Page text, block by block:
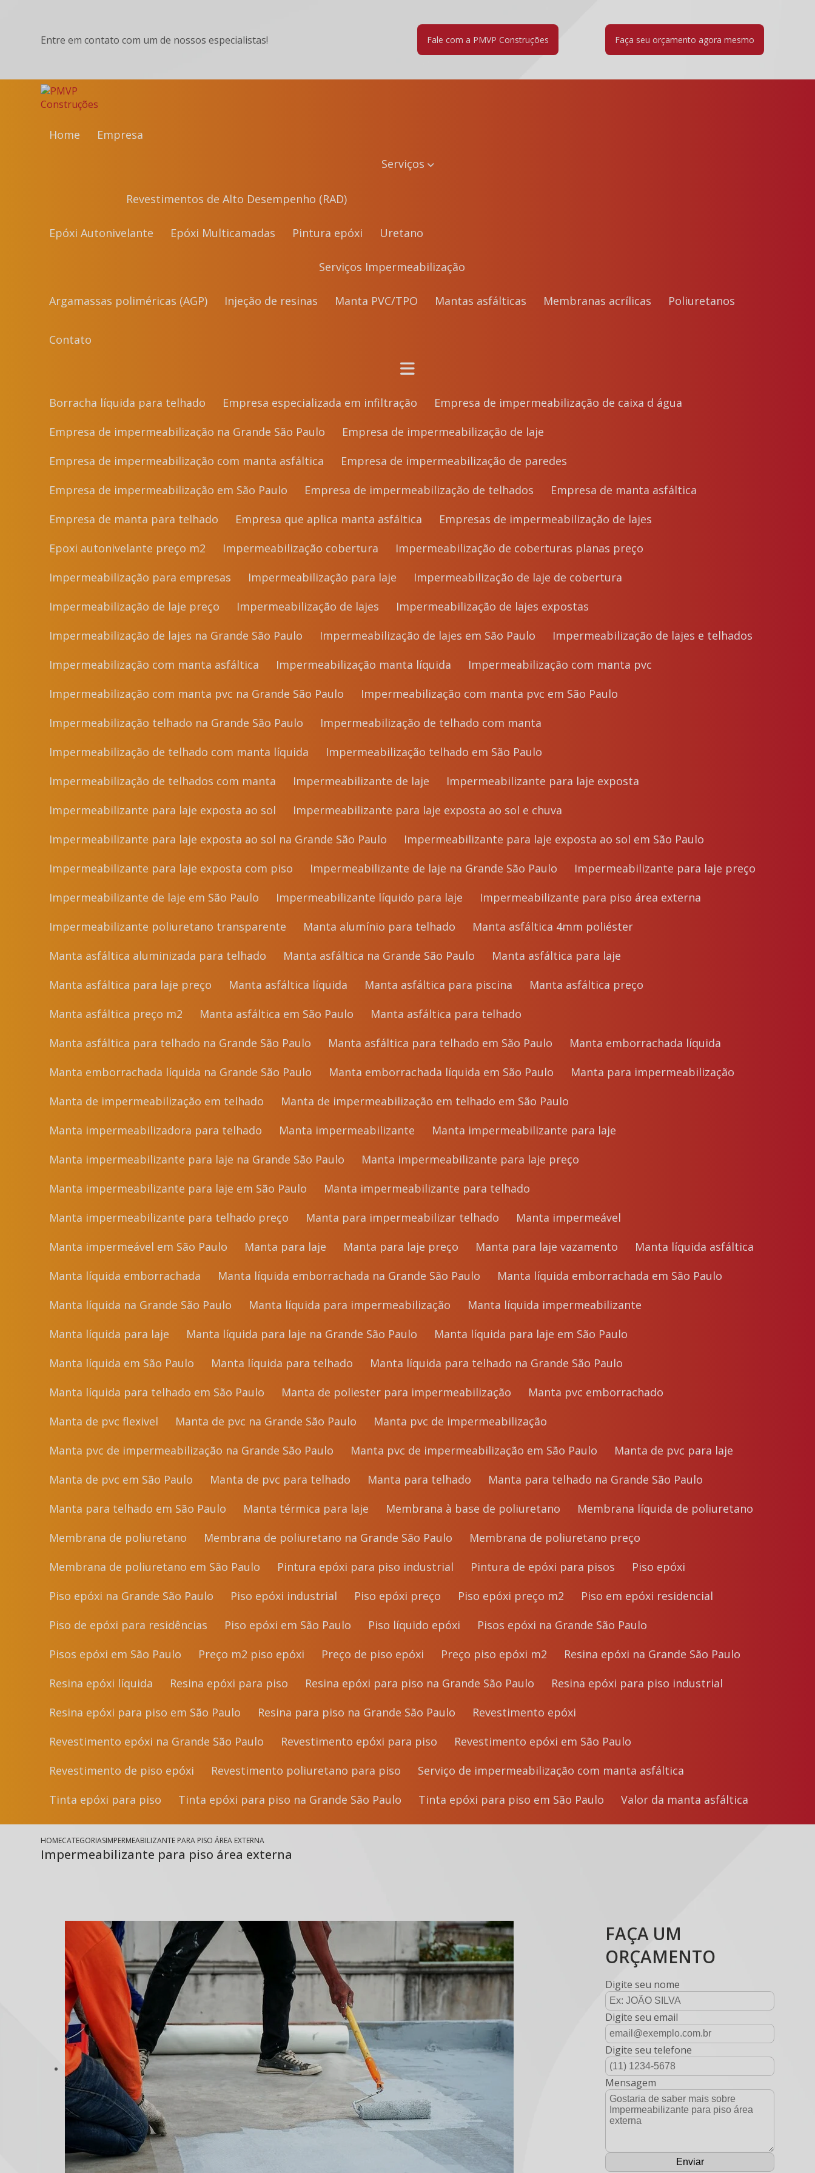
Entre em contato com um de nossos especialistas! Fale com a PMVP Construções Faça seu orçamento agora mesmo
Home
Empresa
Serviços
Revestimentos de Alto Desempenho (RAD)
Epóxi Autonivelante Epóxi Multicamadas Pintura epóxi Uretano
Serviços Impermeabilização
Argamassas poliméricas (AGP) Injeção de resinas Manta PVC/TPO Mantas asfálticas Membranas acrílicas Poliuretanos
Contato
Borracha líquida para telhado Empresa especializada em infiltração
Empresa de impermeabilização de caixa d água
Empresa de impermeabilização na Grande São Paulo
Empresa de impermeabilização de laje
Empresa de impermeabilização com manta asfáltica
Empresa de impermeabilização de paredes
Empresa de impermeabilização em São Paulo
Empresa de impermeabilização de telhados
Empresa de manta asfáltica
Empresa de manta para telhado
Empresa que aplica manta asfáltica
Empresas de impermeabilização de lajes
Epoxi autonivelante preço m2
Impermeabilização cobertura
Impermeabilização de coberturas planas preço
Impermeabilização para empresas
Impermeabilização para laje
Impermeabilização de laje de cobertura
Impermeabilização de laje preço
Impermeabilização de lajes
Impermeabilização de lajes expostas
Impermeabilização de lajes na Grande São Paulo
Impermeabilização de lajes em São Paulo
Impermeabilização de lajes e telhados
Impermeabilização com manta asfáltica
Impermeabilização manta líquida
Impermeabilização com manta pvc
Impermeabilização com manta pvc na Grande São Paulo
Impermeabilização com manta pvc em São Paulo
Impermeabilização telhado na Grande São Paulo
Impermeabilização de telhado com manta
Impermeabilização de telhado com manta líquida
Impermeabilização telhado em São Paulo
Impermeabilização de telhados com manta
Impermeabilizante de laje
Impermeabilizante para laje exposta
Impermeabilizante para laje exposta ao sol
Impermeabilizante para laje exposta ao sol e chuva
Impermeabilizante para laje exposta ao sol na Grande São Paulo
Impermeabilizante para laje exposta ao sol em São Paulo
Impermeabilizante para laje exposta com piso
Impermeabilizante de laje na Grande São Paulo
Impermeabilizante para laje preço
Impermeabilizante de laje em São Paulo
Impermeabilizante líquido para laje
Impermeabilizante para piso área externa
Impermeabilizante poliuretano transparente
Manta alumínio para telhado
Manta asfáltica 4mm poliéster
Manta asfáltica aluminizada para telhado
Manta asfáltica na Grande São Paulo
Manta asfáltica para laje
Manta asfáltica para laje preço
Manta asfáltica líquida Manta asfáltica para piscina
Manta asfáltica preço
Manta asfáltica preço m2
Manta asfáltica em São Paulo
Manta asfáltica para telhado
Manta asfáltica para telhado na Grande São Paulo
Manta asfáltica para telhado em São Paulo
Manta emborrachada líquida
Manta emborrachada líquida na Grande São Paulo
Manta emborrachada líquida em São Paulo
Manta para impermeabilização
Manta de impermeabilização em telhado
Manta de impermeabilização em telhado em São Paulo
Manta impermeabilizadora para telhado
Manta impermeabilizante
Manta impermeabilizante para laje
Manta impermeabilizante para laje na Grande São Paulo
Manta impermeabilizante para laje preço
Manta impermeabilizante para laje em São Paulo
Manta impermeabilizante para telhado
Manta impermeabilizante para telhado preço
Manta para impermeabilizar telhado
Manta impermeável
Manta impermeável em São Paulo
Manta para laje Manta para laje preço Manta para laje vazamento
Manta líquida asfáltica
Manta líquida emborrachada
Manta líquida emborrachada na Grande São Paulo
Manta líquida emborrachada em São Paulo
Manta líquida na Grande São Paulo
Manta líquida para impermeabilização
Manta líquida impermeabilizante
Manta líquida para laje
Manta líquida para laje na Grande São Paulo
Manta líquida para laje em São Paulo
Manta líquida em São Paulo
Manta líquida para telhado
Manta líquida para telhado na Grande São Paulo
Manta líquida para telhado em São Paulo
Manta de poliester para impermeabilização
Manta pvc emborrachado
Manta de pvc flexivel
Manta de pvc na Grande São Paulo
Manta pvc de impermeabilização
Manta pvc de impermeabilização na Grande São Paulo
Manta pvc de impermeabilização em São Paulo
Manta de pvc para laje
Manta de pvc em São Paulo
Manta de pvc para telhado Manta para telhado
Manta para telhado na Grande São Paulo
Manta para telhado em São Paulo
Manta térmica para laje Membrana à base de poliuretano
Membrana líquida de poliuretano
Membrana de poliuretano
Membrana de poliuretano na Grande São Paulo
Membrana de poliuretano preço
Membrana de poliuretano em São Paulo
Pintura epóxi para piso industrial Pintura de epóxi para pisos
Piso epóxi
Piso epóxi na Grande São Paulo
Piso epóxi industrial Piso epóxi preço Piso epóxi preço m2
Piso em epóxi residencial
Piso de epóxi para residências
Piso epóxi em São Paulo Piso líquido epóxi
Pisos epóxi na Grande São Paulo
Pisos epóxi em São Paulo
Preço m2 piso epóxi Preço de piso epóxi Preço piso epóxi m2
Resina epóxi na Grande São Paulo
Resina epóxi líquida
Resina epóxi para piso Resina epóxi para piso na Grande São Paulo
Resina epóxi para piso industrial
Resina epóxi para piso em São Paulo
Resina para piso na Grande São Paulo
Revestimento epóxi
Revestimento epóxi na Grande São Paulo
Revestimento epóxi para piso
Revestimento epóxi em São Paulo
Revestimento de piso epóxi
Revestimento poliuretano para piso
Serviço de impermeabilização com manta asfáltica
Tinta epóxi para piso
Tinta epóxi para piso na Grande São Paulo Tinta epóxi para piso em São Paulo Valor da manta asfáltica
HOMECATEGORIASIMPERMEABILIZANTE PARA PISO ÁREA EXTERNA
Impermeabilizante para piso área externa
FAÇA UM
ORÇAMENTO
Digite seu nome
Digite seu email
Digite seu telefone
Mensagem